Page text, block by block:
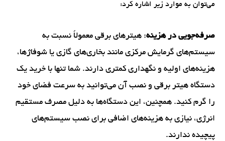
می‌توان به موارد زیر اشاره کرد:
صرفه‌جویی در هزینه: هیترهای برقی معمولاً نسبت به
سیستم‌های گرمایش مرکزی مانند بخاری‌های گازی یا شوفاژها،
هزینه‌های اولیه و نگهداری کمتری دارند. شما تنها با خرید یک
دستگاه هیتر برقی و نصب آن می‌توانید به سرعت فضای خود
را گرم کنید. همچنین، این دستگاه‌ها به دلیل مصرف مستقیم
انرژی، نیازی به هزینه‌های اضافی برای نصب سیستم‌های
پیچیده ندارند.